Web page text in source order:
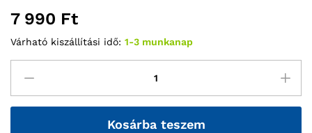
7 990 Ft
Várható kiszállítási idő: 1-3 munkanap
Kosárba teszem